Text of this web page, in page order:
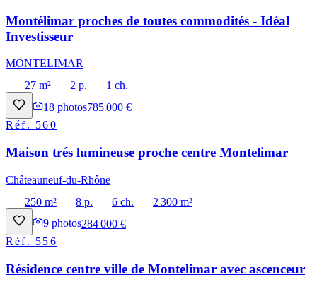
Montélimar proches de toutes commodités - Idéal
Investisseur
MONTELIMAR
27 m²
2 p.
1 ch.
18 photos785 000 €
Réf. 560
Maison trés lumineuse proche centre Montelimar
Châteauneuf-du-Rhône
250 m²
8 p. 6 ch.
2 300 m²
9 photos284 000 €
Réf. 556
Résidence centre ville de Montelimar avec ascenceur